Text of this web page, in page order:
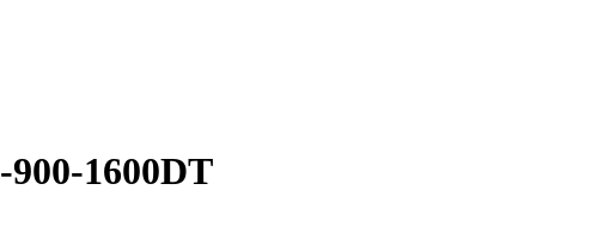
900-1600DT